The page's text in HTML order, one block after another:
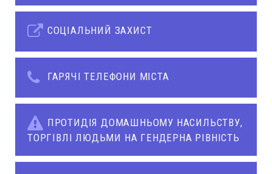
СОЦІАЛЬНИЙ ЗАХИСТ
ГАРЯЧІ ТЕЛЕФОНИ МІСТА
ПРОТИДІЯ ДОМАШНЬОМУ НАСИЛЬСТВУ,
ТОРГІВЛІ ЛЮДЬМИ НА ГЕНДЕРНА РІВНІСТЬ